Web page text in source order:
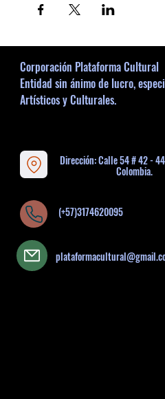
Corporación Plataforma Cultural
Entidad sin ánimo de lucro,
Artísticos y Culturales.
Dirección: Calle 54 # 42 -
Colombia.
(+57)3174620095